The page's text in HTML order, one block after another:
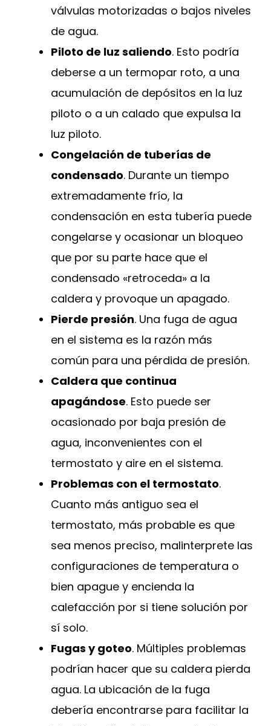
válvulas motorizadas o bajos niveles
de agua.
Piloto de luz saliendo. Esto podría
deberse a un termopar roto, a una
acumulación de depósitos en la luz
piloto o a un calado que expulsa la
luz piloto.
Congelación de tuberías de
condensado. Durante un tiempo
extremadamente frío, la
condensación en esta tubería puede
congelarse y ocasionar un bloqueo
que por su parte hace que el
condensado «retroceda» a la
caldera y provoque un apagado.
Pierde presión. Una fuga de agua
en el sistema es la razón más
común para una pérdida de presión.
Caldera que continua
apagándose. Esto puede ser
ocasionado por baja presión de
agua, inconvenientes con el
termostato y aire en el sistema.
Problemas con el termostato.
Cuanto más antiguo sea el
termostato, más probable es que
sea menos preciso, malinterprete las
configuraciones de temperatura o
bien apague y encienda la
calefacción por si tiene solución por
sí solo.
Fugas y goteo. Múltiples problemas
podrían hacer que su caldera pierda
agua. La ubicación de la fuga
debería encontrarse para facilitar la